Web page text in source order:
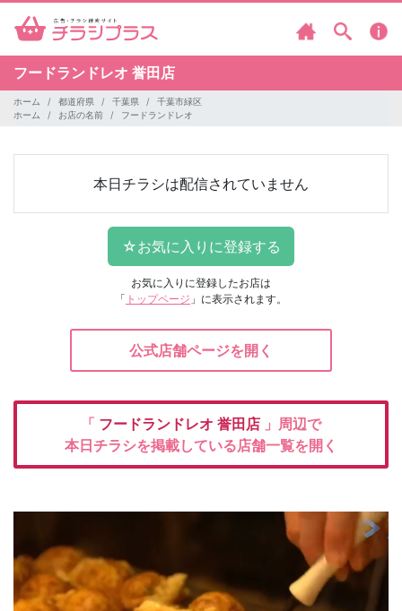
フードランドレオ 誉田店
ホーム 都道府県 千葉県
千葉市緑区
ホーム
お店の名前 フードランドレオ
本日チラシは配信されていません
お気に入りに登録したお店は
「 トップページ 」に表示されます。
公式店舗ページを開く
「 フードランドレオ 誉田店 」周辺で
本日チラシを掲載している店舗一覧を開く